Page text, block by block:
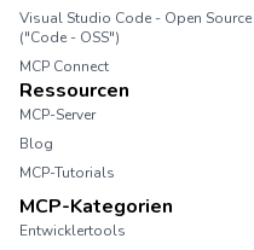
Visual Studio Code - Open Source
("Code - OSS")
MCP Connect
Ressourcen
MCP-Server
Blog
MCP-Tutorials
MCP-Kategorien
Entwicklertools